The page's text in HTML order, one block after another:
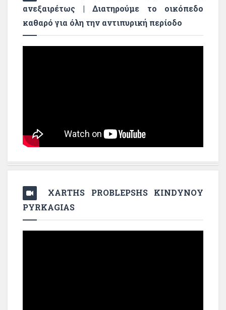
ανεξαιρέτως | Διατηρούμε το οικόπεδο
καθαρό για όλη την αντιπυρική περίοδο
XARTHS PROBLEPSHS KINDYNOY
PYRKAGIAS